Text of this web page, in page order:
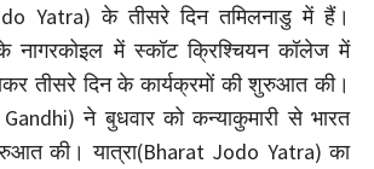
Yatra) के तीसरे दिन तमिलनाडु में हैं।
नागरकोइल में स्कॉट क्रिश्चियन कॉलेज में
तीसरे दिन के कार्यक्रमों की शुरुआत की।
Gandhi) ने बुधवार को कन्याकुमारी से भारत
की। यात्रा(Bharat Jodo Yatra) का